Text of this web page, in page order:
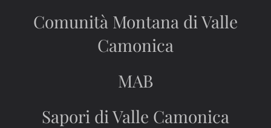
Comunità Montana di Valle
Camonica
MAB
Sapori di Valle Camonica